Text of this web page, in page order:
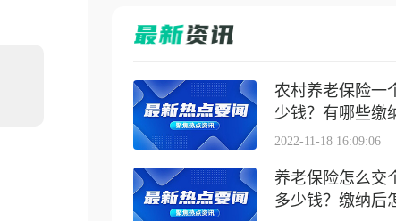
农村养老保险一
少钱？有哪些缴
2022-11-18 16:09:06
养老保险怎么交
多少钱？缴纳后